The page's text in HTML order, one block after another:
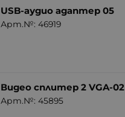
USB-аудио адаптер 05
Арт.№: 46919
Видео сплитер 2 VGA-02
Арт.№: 45895